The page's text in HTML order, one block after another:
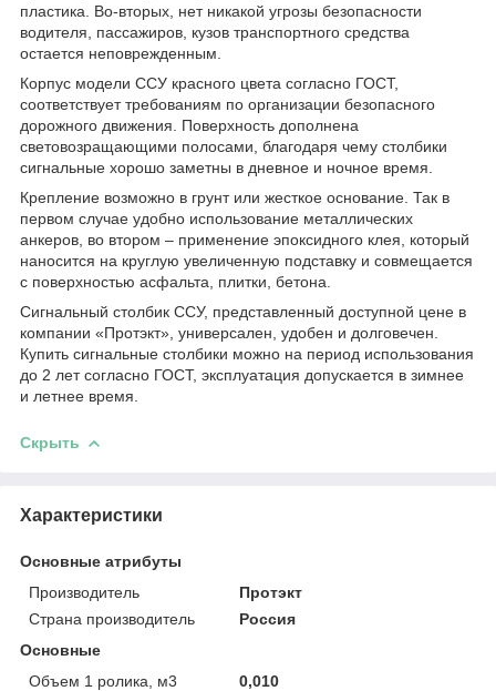
пластика. Во-вторых, нет никакой угрозы безопасности
водителя, пассажиров, кузов транспортного средства
остается неповрежденным.
Корпус модели ССУ красного цвета согласно ГОСТ,
соответствует требованиям по организации безопасного
дорожного движения. Поверхность дополнена
световозращающими полосами, благодаря чему столбики
сигнальные хорошо заметны в дневное и ночное время.
Крепление возможно в грунт или жесткое основание. Так в
первом случае удобно использование металлических
анкеров, во втором – применение эпоксидного клея, который
наносится на круглую увеличенную подставку и совмещается
с поверхностью асфальта, плитки, бетона.
Сигнальный столбик ССУ, представленный доступной цене в
компании «Протэкт», универсален, удобен и долговечен.
Купить сигнальные столбики можно на период использования
до 2 лет согласно ГОСТ, эксплуатация допускается в зимнее
и летнее время.
Скрыть
Характеристики
Основные атрибуты
Производитель
Протэкт
Страна производитель
Россия
Основные
Объем 1 ролика, м3
0,010